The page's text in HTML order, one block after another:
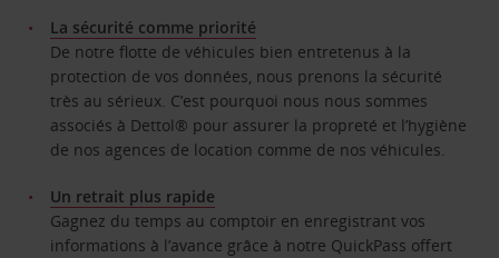
La sécurité comme priorité
De notre flotte de véhicules bien entretenus à la
protection de vos données, nous prenons la sécurité
très au sérieux. C’est pourquoi nous nous sommes
associés à Dettol® pour assurer la propreté et l’hygiène
de nos agences de location comme de nos véhicules.
Un retrait plus rapide
Gagnez du temps au comptoir en enregistrant vos
informations à l’avance grâce à notre QuickPass offert